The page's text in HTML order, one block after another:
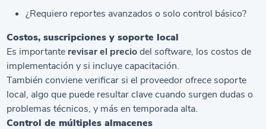
¿Requiero reportes avanzados o solo control básico?
Costos, suscripciones y soporte local
Es importante revisar el preciodelsoftware, los costos de
implementación y si incluye capacitación.
También conviene verificar si el proveedor ofrece soporte
local, algo que puede resultar clave cuando surgen dudas o
problemas técnicos, y más en temporada alta.
Control de múltiples almacenes